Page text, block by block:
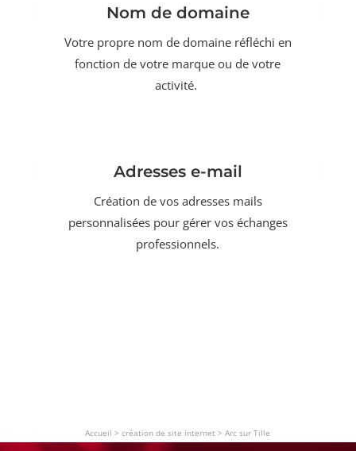
Nom de domaine
Votre propre nom de domaine réfléchi en
fonction de votre marque ou de votre
activité.
Adresses e-mail
Création de vos adresses mails
personnalisées pour gérer vos échanges
professionnels.
Accueil >création de site internet >Arc sur Tille